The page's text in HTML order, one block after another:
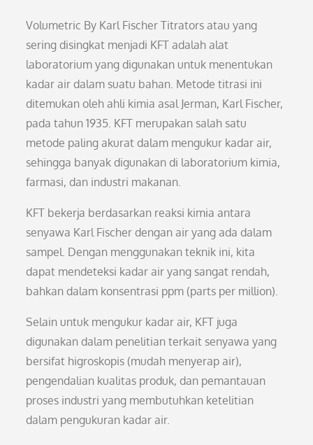
Volumetric By Karl Fischer Titrators atau yang
sering disingkat menjadi KFT adalah alat
laboratorium yang digunakan untuk menentukan
kadar air dalam suatu bahan. Metode titrasi ini
ditemukan oleh ahli kimia asal Jerman, Karl Fischer,
pada tahun 1935. KFT merupakan salah satu
metode paling akurat dalam mengukur kadar air,
sehingga banyak digunakan di laboratorium kimia,
farmasi, dan industri makanan.
KFT bekerja berdasarkan reaksi kimia antara
senyawa Karl Fischer dengan air yang ada dalam
sampel. Dengan menggunakan teknik ini, kita
dapat mendeteksi kadar air yang sangat rendah,
bahkan dalam konsentrasi ppm (parts per million).
Selain untuk mengukur kadar air, KFT juga
digunakan dalam penelitian terkait senyawa yang
bersifat higroskopis (mudah menyerap air),
pengendalian kualitas produk, dan pemantauan
proses industri yang membutuhkan ketelitian
dalam pengukuran kadar air.